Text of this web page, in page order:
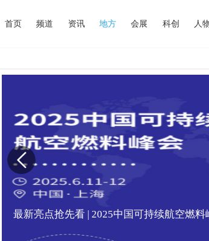
首页 频道 资讯 地方 会展 科创 人
最新亮点抢先看 | 2025中国可持续航空燃料